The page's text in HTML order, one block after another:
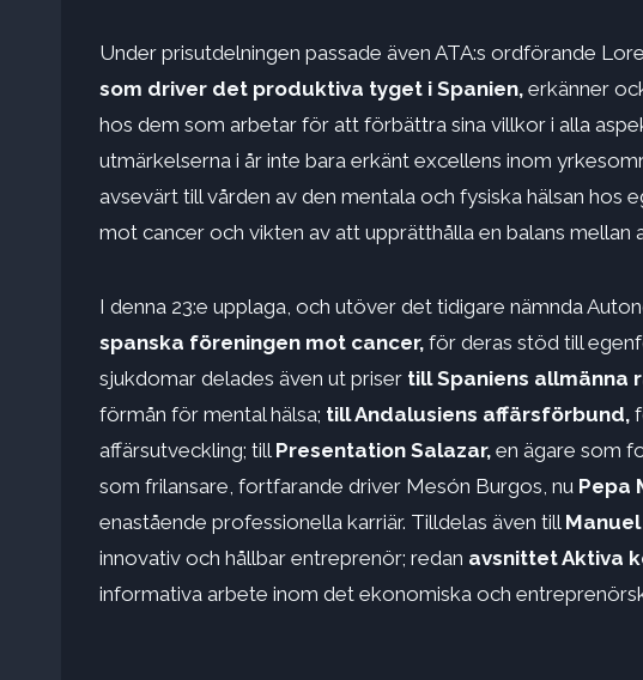
Under prisutdelningen passade även ATA:s ordförande
som driver det produktiva tyget i Spanien, erkänner
hos dem som arbetar för att förbättra sina villkor i alla
utmärkelserna i år inte bara erkänt excellens inom
avsevärt till vården av den mentala och fysiska hälsan
mot cancer och vikten av att upprätthålla en balans mellan
I denna 23:e upplaga, och utöver det tidigare nämnda
spanska föreningen mot cancer, för deras stöd till
sjukdomar delades även ut priser till Spaniens allmänna
förmån för mental hälsa; till Andalusiens affärsförbund,
affärsutveckling; till Presentation Salazar, en ägare som
som frilansare, fortfarande driver Mesón Burgos, nu Pepa
enastående professionella karriär. Tilldelas även till
innovativ och hållbar entreprenör; redan avsnittet Aktiva
informativa arbete inom det ekonomiska och